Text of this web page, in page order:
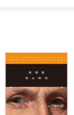
작 완간 30년을
Chronicles of Br
배경으로 펼쳐지는
수사가 세상과 인
사건을 하나씩 풀어
시간 여행을 하는